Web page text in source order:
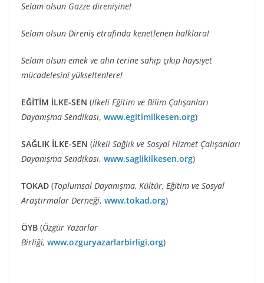
Selam olsun Gazze direnişine!
Selam olsun Direniş etrafında kenetlenen halklara!
Selam olsun emek ve alın terine sahip çıkıp haysiyet
mücadelesini yükseltenlere!
EĞİTİM İLKE-SEN (İlkeli Eğitim ve Bilim Çalışanları
Dayanışma Sendikası, www.egitimilkesen.org)
SAĞLIK İLKE-SEN (İlkeli Sağlık ve Sosyal Hizmet Çalışanları
Dayanışma Sendikası, www.saglikilkesen.org)
TOKAD (Toplumsal Dayanışma, Kültür, Eğitim ve Sosyal
Araştırmalar Derneği, www.tokad.org)
ÖYB (Özgür Yazarlar
Birliği, www.ozguryazarlarbirligi.org)